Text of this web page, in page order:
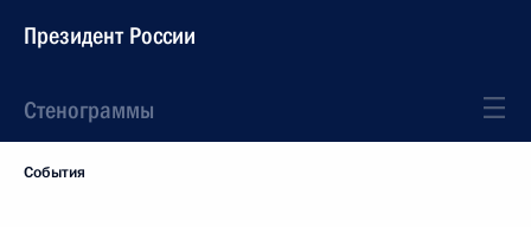
Президент России
Стенограммы
События